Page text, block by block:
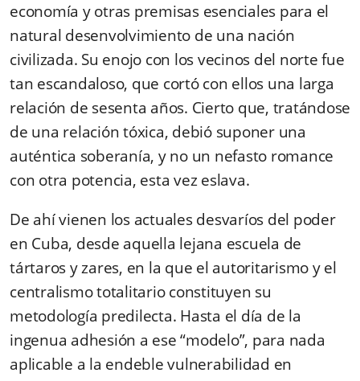
economía y otras premisas esenciales para el
natural desenvolvimiento de una nación
civilizada. Su enojo con los vecinos del norte fue
tan escandaloso, que cortó con ellos una larga
relación de sesenta años. Cierto que, tratándose
de una relación tóxica, debió suponer una
auténtica soberanía, y no un nefasto romance
con otra potencia, esta vez eslava.
De ahí vienen los actuales desvaríos del poder
en Cuba, desde aquella lejana escuela de
tártaros y zares, en la que el autoritarismo y el
centralismo totalitario constituyen su
metodología predilecta. Hasta el día de la
ingenua adhesión a ese “modelo”, para nada
aplicable a la endeble vulnerabilidad en